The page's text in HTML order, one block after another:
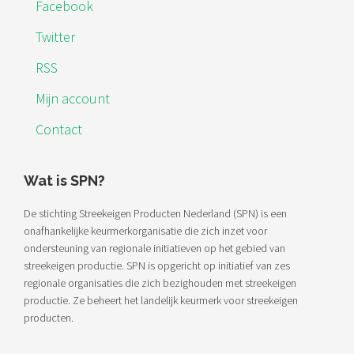
Facebook
Twitter
RSS
Mijn account
Contact
Wat is SPN?
De stichting Streekeigen Producten Nederland (SPN) is een
onafhankelijke keurmerkorganisatie die zich inzet voor
ondersteuning van regionale initiatieven op het gebied van
streekeigen productie. SPN is opgericht op initiatief van zes
regionale organisaties die zich bezighouden met streekeigen
productie. Ze beheert het landelijk keurmerk voor streekeigen
producten.